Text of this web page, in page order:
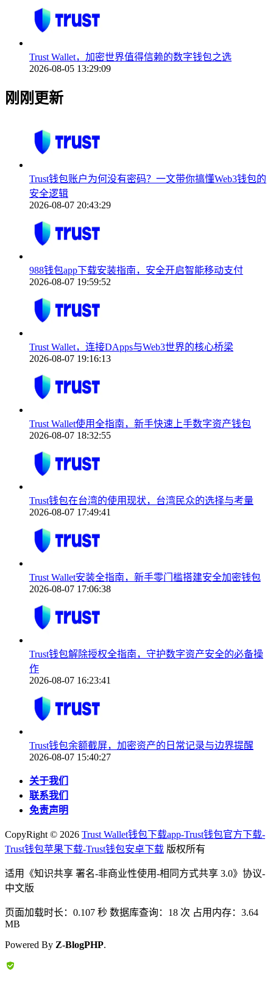
Trust Wallet，加密世界值得信赖的数字钱包之选
2026-08-05 13:29:09
刚刚更新
Trust钱包账户为何没有密码？一文带你搞懂Web3钱包的
安全逻辑
2026-08-07 20:43:29
988钱包app下载安装指南，安全开启智能移动支付
2026-08-07 19:59:52
Trust Wallet，连接DApps与Web3世界的核心桥梁
2026-08-07 19:16:13
Trust Wallet使用全指南，新手快速上手数字资产钱包
2026-08-07 18:32:55
Trust钱包在台湾的使用现状，台湾民众的选择与考量
2026-08-07 17:49:41
Trust Wallet安装全指南，新手零门槛搭建安全加密钱包
2026-08-07 17:06:38
Trust钱包解除授权全指南，守护数字资产安全的必备操
作
2026-08-07 16:23:41
Trust钱包余额截屏，加密资产的日常记录与边界提醒
2026-08-07 15:40:27
关于我们
联系我们
免责声明
CopyRight © 2026 Trust Wallet钱包下载app-Trust钱包官方下载-
Trust钱包苹果下载-Trust钱包安卓下载 版权所有
适用《知识共享 署名-非商业性使用-相同方式共享 3.0》协议-
中文版
页面加载时长：0.107 秒 数据库查询：18 次 占用内存：3.64
MB
Powered By Z-BlogPHP.